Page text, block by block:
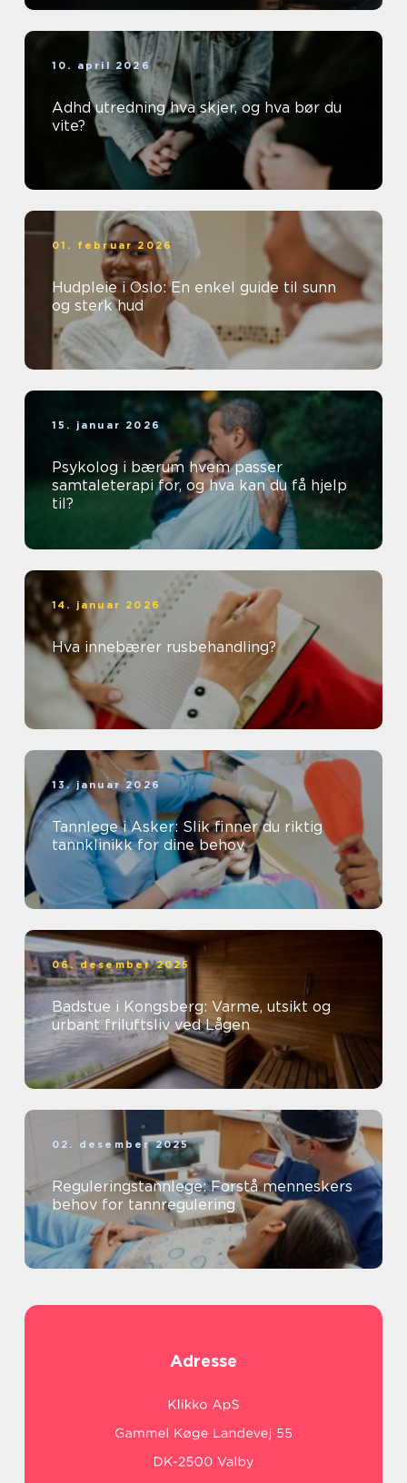
10. april 2026
Adhd utredning hva skjer, og hva bør du
vite?
01. februar 2026
Hudpleie i Oslo: En enkel guide til sunn
og sterk hud
15. januar 2026
Psykolog i bærum hvem passer
samtaleterapi for, og hva kan du få hjelp
til?
14. januar 2026
Hva innebærer rusbehandling?
13. januar 2026
Tannlege i Asker: Slik finner du riktig
tannklinikk for dine behov
06. desember 2025
Badstue i Kongsberg: Varme, utsikt og
urbant friluftsliv ved Lågen
02. desember 2025
Reguleringstannlege: Forstå menneskers
behov for tannregulering
Adresse